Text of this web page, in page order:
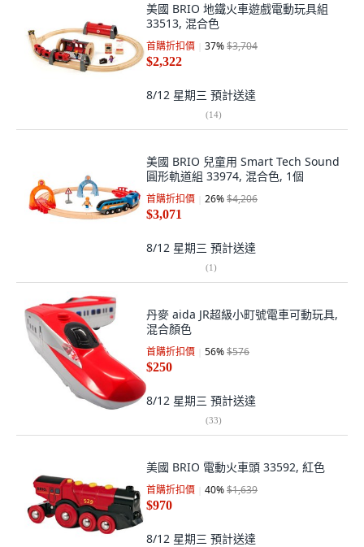
美國 BRIO 地鐵火車遊戲電動玩具組
33513, 混合色
首購折扣價 37%$3,704
$2,322
8/12 星期三 預計送達
(14)
美國 BRIO 兒童用 Smart Tech Sound
圓形軌道組 33974, 混合色, 1個
首購折扣價 26%$4,206
$3,071
8/12 星期三 預計送達
(1)
丹麥 aida JR超級小町號電車可動玩具,
混合顏色
首購折扣價 56%$576
$250
8/12 星期三 預計送達
(33)
美國 BRIO 電動火車頭 33592, 紅色
首購折扣價 40%$1,639
$970
8/12 星期三 預計送達